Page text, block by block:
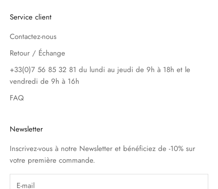
Service client
Contactez-nous
Retour / Échange
+33(0)7 56 85 32 81 du lundi au jeudi de 9h à 18h et le
vendredi de 9h à 16h
FAQ
Newsletter
Inscrivez-vous à notre Newsletter et bénéficiez de -10% sur
votre première commande.